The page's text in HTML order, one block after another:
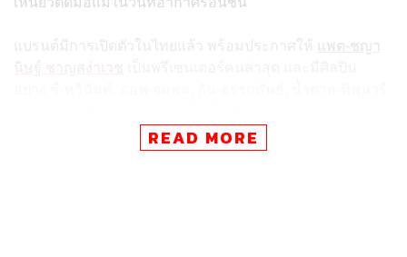
แบรนด์มีการเปิดตัวในไทยแล้ว พร้อมประกาศให้ แพต-ชญา
บรรยากาศที่คึกคัก สำหรับ La Roche-Posay Mela B3 Dual
Body Treatment วางจำหน่ายแล้วที่ วัตสัน บู๊ทส์ อีฟแอนด์
READ MORE